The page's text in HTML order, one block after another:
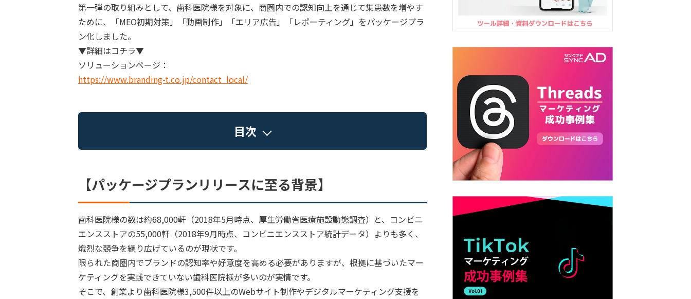
第一弾の取り組みとして、歯科医院様を対象に、商圏内での認知向上を通じて集患数を増やす
ために、「MEO初期対策」「動画制作」「エリア広告」「レポーティング」をパッケージプラ
ン化しました。
▼詳細はコチラ▼
ソリューションページ：
https://www.branding-t.co.jp/contact_local/
目次
【パッケージプランリリースに至る背景】
歯科医院様の数は約68,000軒（2018年5月時点、厚生労働省医療施設動態調査）と、コンビニ
エンスストアの55,000軒（2018年9月時点、コンビニエンスストア統計データ）よりも多く、
熾烈な競争を繰り広げているのが現状です。
限られた商圏内でブランドの認知率や好意度を高める必要がありますが、根拠に基づいたマー
ケティングを実践できていない歯科医院様が多いのが実情です。
そこで、創業より歯科医院様3,500件以上のWebサイト制作やデジタルマーケティング支援を